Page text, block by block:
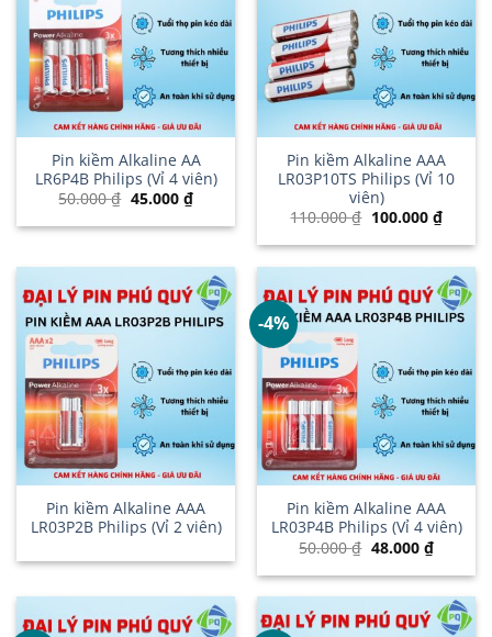
Pin kiềm Alkaline AA
LR6P4B Philips (Vỉ 4 viên)
50.000₫ Giá
là:
45.000 ₫Giá
hiện
tại
Pin kiềm Alkaline AAA
LR03P10TS Philips (Vỉ 10
viên)
110.000₫ Giá
là:
100.000 ₫Giá
hiện
tại
Pin kiềm Alkaline AAA
LR03P2B Philips (Vỉ 2 viên)
-4%
Pin kiềm Alkaline AAA
LR03P4B Philips (Vỉ 4 viên)
50.000₫ Giá
gốc
là:
48.000 ₫Giá
hiện
tại
48.000